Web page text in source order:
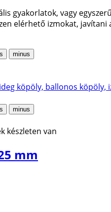
gyakorlatok, vagy
elérhető izmokat,
készleten van
mm